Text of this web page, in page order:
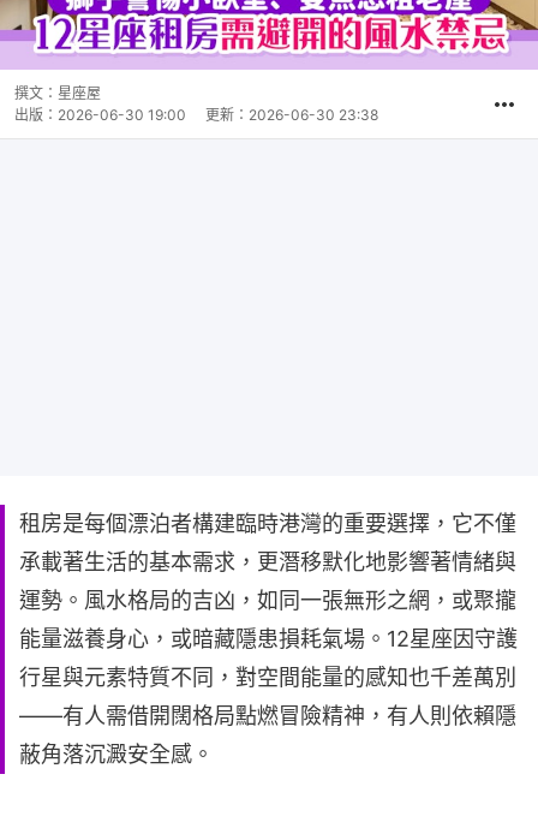
撰文： 星座屋
出版： 2026-06-30 19:00 更新： 2026-06-30 23:38
租房是每個漂泊者構建臨時港灣的重要選擇，它不僅
承載著生活的基本需求，更潛移默化地影響著情緒與
運勢。風水格局的吉凶，如同一張無形之網，或聚攏
能量滋養身心，或暗藏隱患損耗氣場。12星座因守護
行星與元素特質不同，對空間能量的感知也千差萬別
——有人需借開闊格局點燃冒險精神，有人則依賴隱
蔽角落沉澱安全感。